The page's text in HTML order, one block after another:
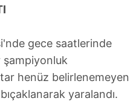
gece saatlerinde
şampiyonluk
henüz belirlenemeyen
yaralandı.